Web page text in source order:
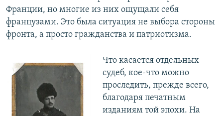
Франции, но многие из них ощущали себя
французами. Это была ситуация не выбора стороны
фронта, а просто гражданства и патриотизма.
Что касается отдельных
судеб, кое-что можно
проследить, прежде всего,
благодаря печатным
изданиям той эпохи. На